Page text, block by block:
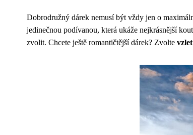
Dobrodružný dárek nemusí být vždy jen o
jedinečnou podívanou, která ukáže nejkrásnější
zvolit. Chcete ještě romantičtější dárek? Zvolte